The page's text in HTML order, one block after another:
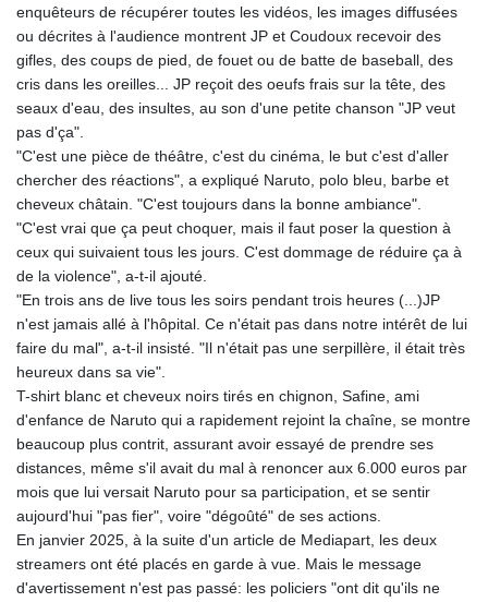
enquêteurs de récupérer toutes les vidéos, les images diffusées
ou décrites à l'audience montrent JP et Coudoux recevoir des
gifles, des coups de pied, de fouet ou de batte de baseball, des
cris dans les oreilles... JP reçoit des oeufs frais sur la tête, des
seaux d'eau, des insultes, au son d'une petite chanson "JP veut
pas d'ça".
"C'est une pièce de théâtre, c'est du cinéma, le but c'est d'aller
chercher des réactions", a expliqué Naruto, polo bleu, barbe et
cheveux châtain. "C'est toujours dans la bonne ambiance".
"C'est vrai que ça peut choquer, mais il faut poser la question à
ceux qui suivaient tous les jours. C'est dommage de réduire ça à
de la violence", a-t-il ajouté.
"En trois ans de live tous les soirs pendant trois heures (...)JP
n'est jamais allé à l'hôpital. Ce n'était pas dans notre intérêt de lui
faire du mal", a-t-il insisté. "Il n'était pas une serpillère, il était très
heureux dans sa vie".
T-shirt blanc et cheveux noirs tirés en chignon, Safine, ami
d'enfance de Naruto qui a rapidement rejoint la chaîne, se montre
beaucoup plus contrit, assurant avoir essayé de prendre ses
distances, même s'il avait du mal à renoncer aux 6.000 euros par
mois que lui versait Naruto pour sa participation, et se sentir
aujourd'hui "pas fier", voire "dégoûté" de ses actions.
En janvier 2025, à la suite d'un article de Mediapart, les deux
streamers ont été placés en garde à vue. Mais le message
d'avertissement n'est pas passé: les policiers "ont dit qu'ils ne